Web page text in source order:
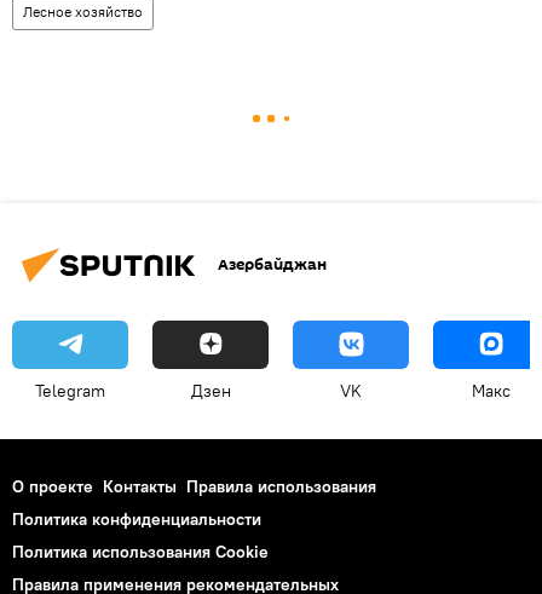
Лесное хозяйство
Азербайджан
Telegram Дзен VK Макс
О проекте Контакты Правила использования
Политика конфиденциальности
Политика использования Cookie
Правила применения рекомендательных